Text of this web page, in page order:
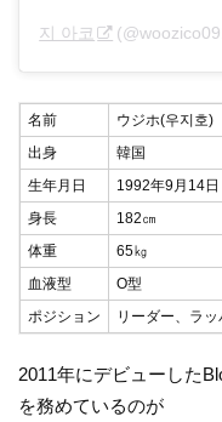
지 아코
名前
ウジホ(우지호)
出身
韓国
生年月日
1992年9月14日
身長
182㎝
体重
65㎏
血液型
O型
ポジション
リーダー、ラッ
2011年にデビューした
を務めているのが